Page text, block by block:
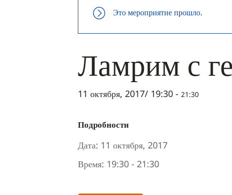
Это мероприятие прошло.
Ламрим с
11 октября, 2017/ 19:30 - 21:30
Подробности
Дата: 11 октября, 2017
Время: 19:30 - 21:30